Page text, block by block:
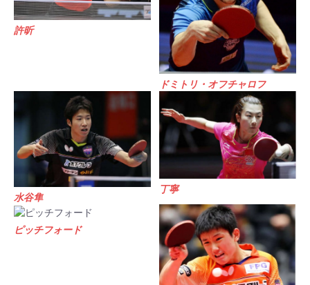
許昕
ドミトリ・オフチャロフ
水谷隼
丁寧
ピッチフォード